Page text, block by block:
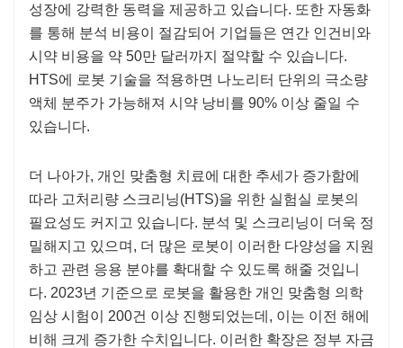
성장에 강력한 동력을 제공하고 있습니다. 또한 자동화
를 통해 분석 비용이 절감되어 기업들은 연간 인건비와
시약 비용을 약 50만 달러까지 절약할 수 있습니다.
HTS에 로봇 기술을 적용하면 나노리터 단위의 극소량
액체 분주가 가능해져 시약 낭비를 90% 이상 줄일 수
있습니다.
더 나아가, 개인 맞춤형 치료에 대한 추세가 증가함에
따라 고처리량 스크리닝(HTS)을 위한 실험실 로봇의
필요성도 커지고 있습니다. 분석 및 스크리닝이 더욱 정
밀해지고 있으며, 더 많은 로봇이 이러한 다양성을 지원
하고 관련 응용 분야를 확대할 수 있도록 해줄 것입니
다. 2023년 기준으로 로봇을 활용한 개인 맞춤형 의학
임상 시험이 200건 이상 진행되었는데, 이는 이전 해에
비해 크게 증가한 수치입니다. 이러한 확장은 정부 자금